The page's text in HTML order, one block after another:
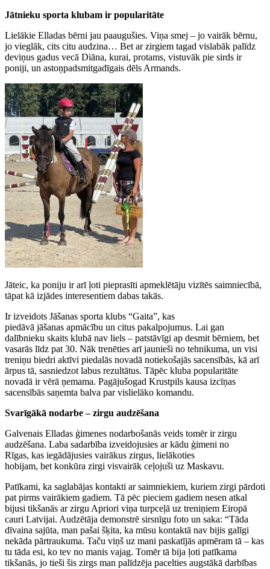
Jātnieku sporta klubam ir popularitāte
Lielākie Elladas bērni jau paaugušies. Viņa smej – jo vairāk bērnu,
jo vieglāk, cits citu audzina… Bet ar zirgiem tagad vislabāk palīdz
deviņus gadus vecā Diāna, kurai, protams, vistuvāk pie sirds ir
poniji, un astoņpadsmitgadīgais dēls Armands.
Jāteic, ka poniju ir arī ļoti pieprasīti apmeklētāju vizītēs saimniecībā,
tāpat kā izjādes interesentiem dabas takās.
Ir izveidots Jāšanas sporta klubs “Gaita”, kas
piedāvā jāšanas apmācību un citus pakalpojumus. Lai gan
dalībnieku skaits klubā nav liels – patstāvīgi ap desmit bērniem, bet
vasarās līdz pat 30. Nāk trenēties arī jaunieši no tehnikuma, un visi
treniņu biedri aktīvi piedalās novadā notiekošajās sacensībās, kā arī
ārpus tā, sasniedzot labus rezultātus. Tāpēc kluba popularitāte
novadā ir vērā ņemama. Pagājušogad Krustpils kausa izcīņas
sacensībās saņemta balva par vislielāko komandu.
Svarīgākā nodarbe – zirgu audzēšana
Galvenais Elladas ģimenes nodarbošanās veids tomēr ir zirgu
audzēšana. Laba sadarbība izveidojusies ar kādu ģimeni no
Rīgas, kas iegādājusies vairākus zirgus, lielākoties
hobijam, bet konkūra zirgi visvairāk ceļojuši uz Maskavu.
Patīkami, ka saglabājas kontakti ar saimniekiem, kuriem zirgi pārdoti
pat pirms vairākiem gadiem. Tā pēc pieciem gadiem nesen atkal
bijusi tikšanās ar zirgu Apriori viņa turpceļā uz treniņiem Eiropā
cauri Latvijai. Audzētāja demonstrē sirsnīgu foto un saka: “Tāda
dīvaina sajūta, man pašai šķita, ka mūsu kontaktā nav bijis galīgi
nekāda pārtraukuma. Taču viņš uz mani paskatījās apmēram tā – kas
tu tāda esi, ko tev no manis vajag. Tomēr tā bija ļoti patīkama
tikšanās, jo tieši šis zirgs man palīdzēja pacelties augstākā darbības